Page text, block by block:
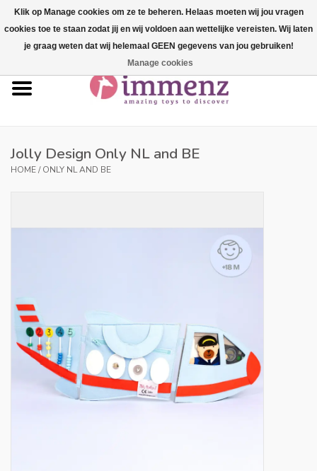
Our brands
Product info
Brands
Jolly Design Only NL and BE
HOME/ONLY NL AND BE
Klik op Manage cookies om ze te beheren. Helaas moeten wij jou vragen
cookies toe te staan zodat jij en wij voldoen aan wettelijke vereisten. Wij laten
je graag weten dat wij helemaal GEEN gegevens van jou gebruiken!
Manage cookies